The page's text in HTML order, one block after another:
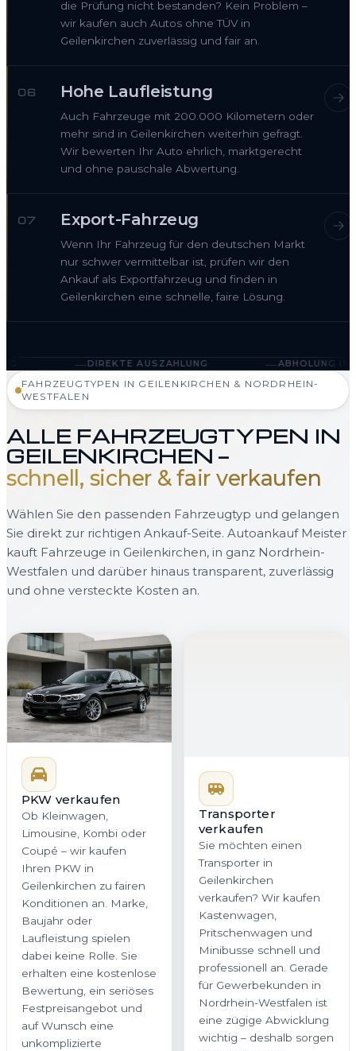
die Prüfung nicht bestanden? Kein Problem –
wir kaufen auch Autos ohne TÜV in
Geilenkirchen zuverlässig und fair an.
06 Hohe Laufleistung
Auch Fahrzeuge mit 200.000 Kilometern oder
mehr sind in Geilenkirchen weiterhin gefragt.
Wir bewerten Ihr Auto ehrlich, marktgerecht
und ohne pauschale Abwertung.
07 Export-Fahrzeug
Wenn Ihr Fahrzeug für den deutschen Markt
nur schwer vermittelbar ist, prüfen wir den
Ankauf als Exportfahrzeug und finden in
Geilenkirchen eine schnelle, faire Lösung.
AUSZAHLUNG —ABHOLUNG IN GEILENKIRCHEN
FAHRZEUGTYPEN IN GEILENKIRCHEN & NORDRHEIN-
WESTFALEN
ALLE FAHRZEUGTYPEN IN
GEILENKIRCHEN —
schnell, sicher & fair verkaufen
Wählen Sie den passenden Fahrzeugtyp und gelangen
Sie direkt zur richtigen Ankauf-Seite. Autoankauf Meister
kauft Fahrzeuge in Geilenkirchen, in ganz Nordrhein-
Westfalen und darüber hinaus transparent, zuverlässig
und ohne versteckte Kosten an.
PKW verkaufen
Ob Kleinwagen,
Limousine, Kombi oder
Coupé – wir kaufen
Ihren PKW in
Geilenkirchen zu fairen
Konditionen an. Marke,
Baujahr oder
Laufleistung spielen
dabei keine Rolle. Sie
erhalten eine kostenlose
Bewertung, ein seriöses
Festpreisangebot und
auf Wunsch eine
unkomplizierte
Transporter
verkaufen
Sie möchten einen
Transporter in
Geilenkirchen
verkaufen? Wir kaufen
Kastenwagen,
Pritschenwagen und
Minibusse schnell und
professionell an. Gerade
für Gewerbekunden in
Nordrhein-Westfalen ist
eine zügige Abwicklung
wichtig – deshalb sorgen
wir für eine faire